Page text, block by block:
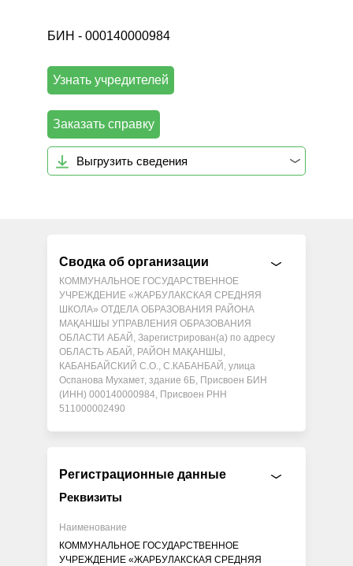
БИН - 000140000984
Узнать учредителей
Заказать справку
Выгрузить сведения
Сводка об организации
КОММУНАЛЬНОЕ ГОСУДАРСТВЕННОЕ
УЧРЕЖДЕНИЕ «ЖАРБУЛАКСКАЯ СРЕДНЯЯ
ШКОЛА» ОТДЕЛА ОБРАЗОВАНИЯ РАЙОНА
МАҚАНШЫ УПРАВЛЕНИЯ ОБРАЗОВАНИЯ
ОБЛАСТИ АБАЙ, Зарегистрирован(а) по адресу
ОБЛАСТЬ АБАЙ, РАЙОН МАҚАНШЫ,
КАБАНБАЙСКИЙ С.О., С.КАБАНБАЙ, улица
Оспанова Мухамет, здание 6Б, Присвоен БИН
(ИНН) 000140000984, Присвоен РНН
511000002490
Регистрационные данные
Реквизиты
Наименование
КОММУНАЛЬНОЕ ГОСУДАРСТВЕННОЕ
УЧРЕЖДЕНИЕ «ЖАРБУЛАКСКАЯ СРЕДНЯЯ